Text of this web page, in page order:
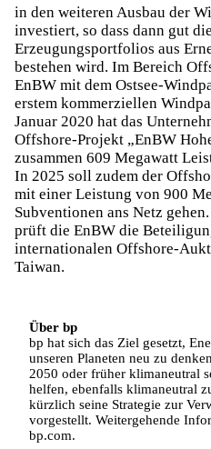
in den weiteren Ausbau der
investiert, so dass dann gut
Erzeugungsportfolios aus
bestehen wird. Im Bereich
EnBW mit dem Ostsee-
erstem kommerziellen
Januar 2020 hat das
Offshore-Projekt „EnBW
zusammen 609 Megawatt
In 2025 soll zudem der
mit einer Leistung von 900
Subventionen ans Netz
prüft die EnBW die
internationalen Offshore-
Taiwan.
Über bp
bp hat sich das Ziel gesetzt,
unseren Planeten neu zu
2050 oder früher klimaneutral
helfen, ebenfalls klimaneutral
kürzlich seine Strategie zur
vorgestellt. Weitergehende
bp.com.